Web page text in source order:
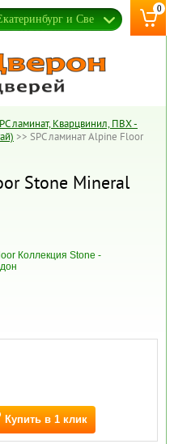
0
ламинат, Кварцвинил, ПВХ -
>> SPC ламинат Alpine Floor
Stone Mineral
Купить в 1 клик